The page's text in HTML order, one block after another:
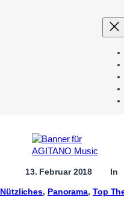
13. Februar 2018 In
Nützliches, Panorama, Top